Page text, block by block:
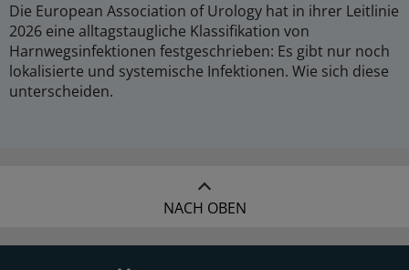
Die European Association of Urology hat in ihrer Leitlinie
2026 eine alltagstaugliche Klassifikation von
Harnwegsinfektionen festgeschrieben: Es gibt nur noch
lokalisierte und systemische Infektionen. Wie sich diese
unterscheiden.
NACH OBEN